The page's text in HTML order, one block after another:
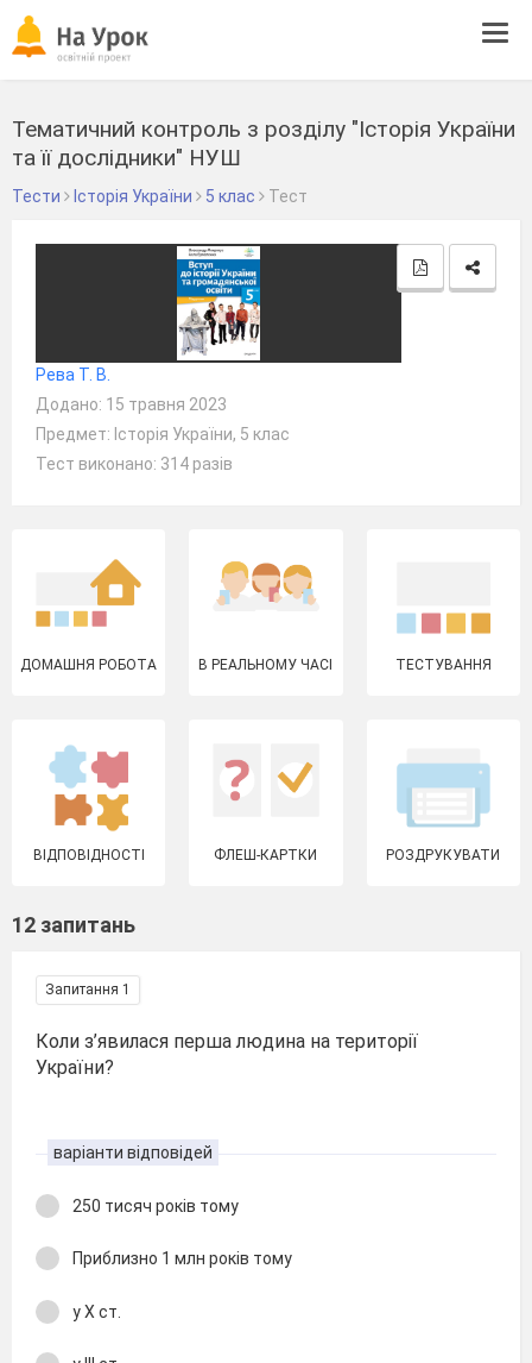
Тематичний контроль з розділу "Історія України
та її дослідники" НУШ
Тести Історія України 5 клас Тест
Рева Т. В.
Додано: 15 травня 2023
Предмет: Історія України, 5 клас
Тест виконано: 314 разів
ДОМАШНЯ РОБОТА В РЕАЛЬНОМУ ЧАСІ ТЕСТУВАННЯ
ВІДПОВІДНОСТІ ФЛЕШ-КАРТКИ РОЗДРУКУВАТИ
12 запитань
Запитання 1
Коли з’явилася перша людина на території
України?
варіанти відповідей
250 тисяч років тому
Приблизно 1 млн років тому
у Х ст.